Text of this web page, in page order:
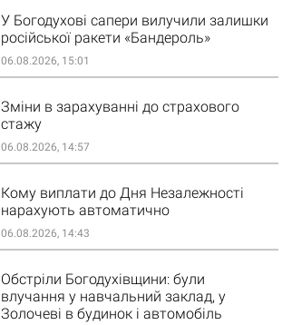
У Богодухові сапери вилучили залишки
російської ракети «Бандероль»
06.08.2026, 15:01
Зміни в зарахуванні до страхового
стажу
06.08.2026, 14:57
Кому виплати до Дня Незалежності
нарахують автоматично
06.08.2026, 14:43
Обстріли Богодухівщини: були
влучання у навчальний заклад, у
Золочеві в будинок і автомобіль